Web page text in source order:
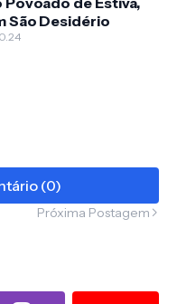
São Desidério
(0)
Próxima Postagem